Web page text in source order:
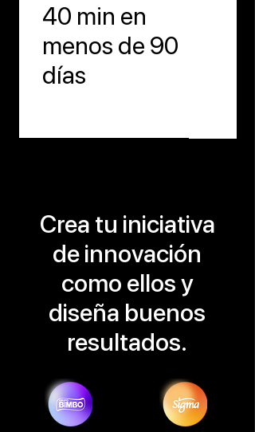
40 min en
menos de 90
días
Crea tu iniciativa
de innovación
como ellos y
diseña buenos
resultados.